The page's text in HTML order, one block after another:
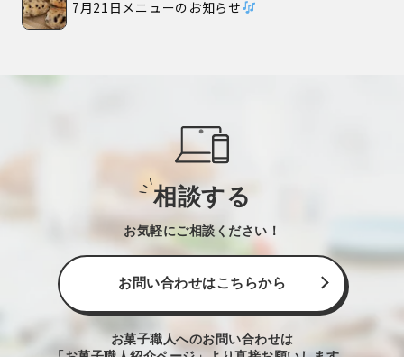
7月21日メニューのお知らせ
相談する
お気軽にご相談ください！
お問い合わせはこちらから
お菓子職人へのお問い合わせは